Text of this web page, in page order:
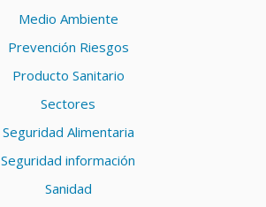
Medio Ambiente
Prevención Riesgos
Producto Sanitario
Sectores
Seguridad Alimentaria
Seguridad información
Sanidad